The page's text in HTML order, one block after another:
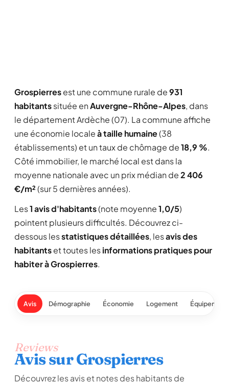
Grospierresest une commune rurale de931
habitantssituée enAuvergne-Rhône-Alpes, dans
le département Ardèche (07). La commune affiche
une économie localeà taille humaine(38
établissements) et un taux de chômage de18,9 %.
Côté immobilier, le marché local est dans la
moyenne nationale avec un prix médian de2 406
€/m²(sur 5 dernières années).
Les1 avis d'habitants(note moyenne1,0/5)
pointent plusieurs difficultés. Découvrez ci-
dessous lesstatistiques détaillées, lesavis des
habitantset toutes lesinformations pratiques pour
habiter à Grospierres.
Avis Démographie Économie Logement
Reviews
Avis sur Grospierres
Découvrez les avis et notes des habitants de